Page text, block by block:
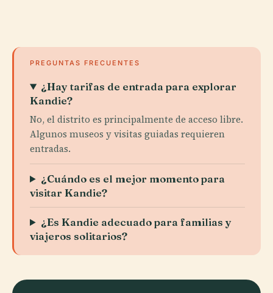
PREGUNTAS FRECUENTES
¿Hay tarifas de entrada para explorar
Kandie?
No, el distrito es principalmente de acceso libre.
Algunos museos y visitas guiadas requieren
entradas.
¿Cuándo es el mejor momento para
visitar Kandie?
¿Es Kandie adecuado para familias y
viajeros solitarios?